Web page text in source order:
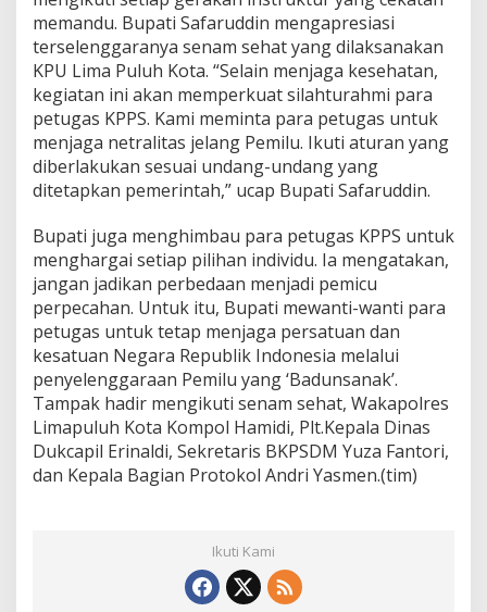
t
u
g
a
s
K
P
P
S
J
g
a
K
e
s
e
a
t
a
n
memandu. Bupati Safaruddin mengapresiasi
terselenggaranya senam sehat yang dilaksanakan
KPU Lima Puluh Kota. “Selain menjaga kesehatan,
kegiatan ini akan memperkuat silahturahmi para
petugas KPPS. Kami meminta para petugas untuk
menjaga netralitas jelang Pemilu. Ikuti aturan yang
diberlakukan sesuai undang-undang yang
ditetapkan pemerintah,” ucap Bupati Safaruddin.
Bupati juga menghimbau para petugas KPPS untuk
menghargai setiap pilihan individu. Ia mengatakan,
jangan jadikan perbedaan menjadi pemicu
perpecahan. Untuk itu, Bupati mewanti-wanti para
petugas untuk tetap menjaga persatuan dan
kesatuan Negara Republik Indonesia melalui
penyelenggaraan Pemilu yang ‘Badunsanak’.
Tampak hadir mengikuti senam sehat, Wakapolres
Limapuluh Kota Kompol Hamidi, Plt.Kepala Dinas
Dukcapil Erinaldi, Sekretaris BKPSDM Yuza Fantori,
dan Kepala Bagian Protokol Andri Yasmen.(tim)
Ikuti Kami